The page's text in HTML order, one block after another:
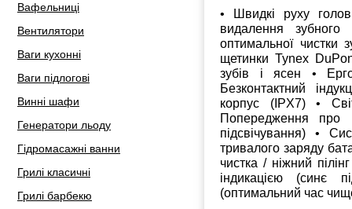
Вафельниці
Вентилятори
Ваги кухонні
Ваги підлогові
Винні шафи
Генератори льоду
Гідромасажні ванни
Грилі класичні
Грилі барбекю
• Швидкі руху
видалення
оптимальної чистки
щетинки Tynex
зубів і ясен •
Безконтактний
корпус (IPX7) •
Попередження про
підсвічування) •
тривалого заряду
чистка / ніжний
індикацією (синє
(оптимальний час